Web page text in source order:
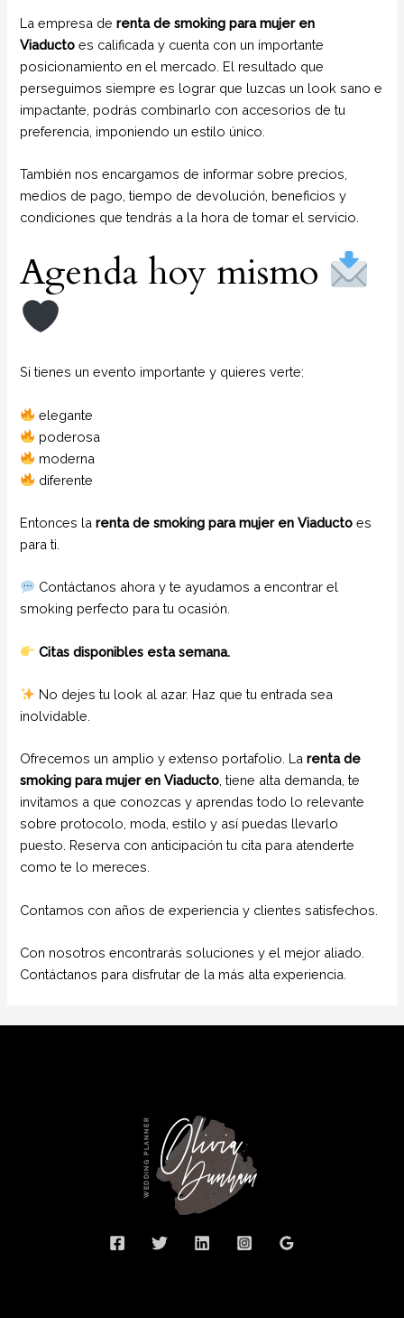
La empresa derenta de smoking para mujer en
Viaducto es calificada y cuenta con un importante
posicionamiento en el mercado. El resultado que
perseguimos siempre es lograr que luzcas un look sano e
impactante, podrás combinarlo con accesorios de tu
preferencia, imponiendo un estilo único.
También nos encargamos de informar sobre precios,
medios de pago, tiempo de devolución, beneficios y
condiciones que tendrás a la hora de tomar el servicio.
Agenda hoy mismo
Si tienes un evento importante y quieres verte:
elegante
poderosa
moderna
diferente
Entonces larenta de smoking para mujer en Viaducto es
para ti.
Contáctanos ahora y te ayudamos a encontrar el
smoking perfecto para tu ocasión.
Citas disponibles esta semana.
No dejes tu look al azar. Haz que tu entrada sea
inolvidable.
Ofrecemos un amplio y extenso portafolio. Larenta de
smoking para mujer en Viaducto , tiene alta demanda, te
invitamos a que conozcas y aprendas todo lo relevante
sobre protocolo, moda, estilo y así puedas llevarlo
puesto. Reserva con anticipación tu cita para atenderte
como te lo mereces.
Contamos con años de experiencia y clientes satisfechos.
Con nosotros encontrarás soluciones y el mejor aliado.
Contáctanos para disfrutar de la más alta experiencia.